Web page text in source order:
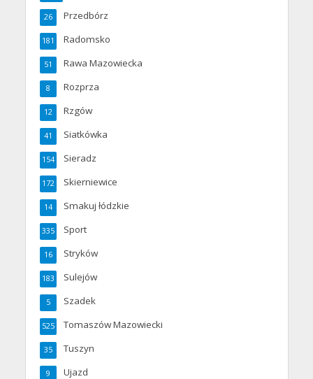
Przedbórz
26
Radomsko
181
Rawa Mazowiecka
51
Rozprza
8
Rzgów
12
Siatkówka
41
Sieradz
154
Skierniewice
172
Smakuj łódzkie
14
Sport
335
Stryków
16
Sulejów
183
Szadek
5
Tomaszów Mazowiecki
525
Tuszyn
35
Ujazd
9